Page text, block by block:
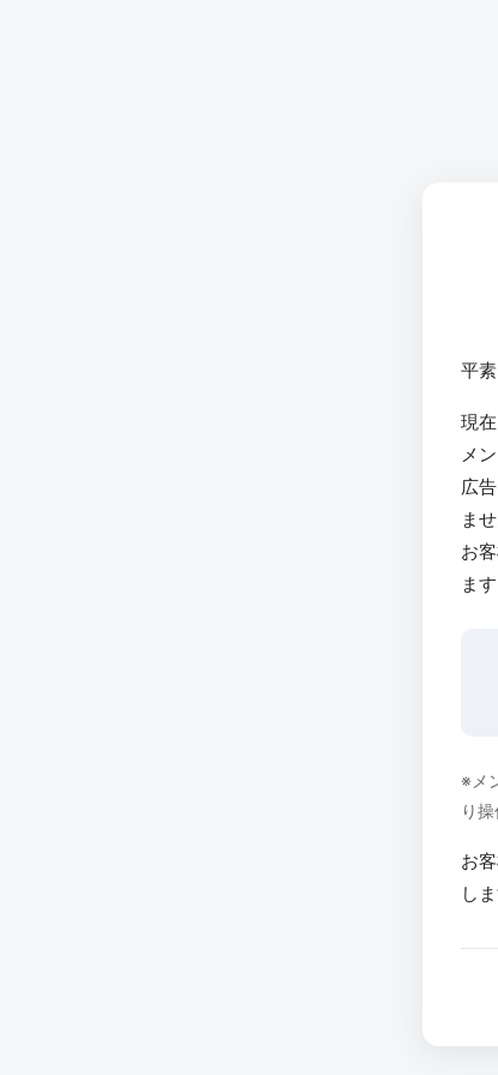
平
現
メ
広
ませ
お
ま
※メ
り
お
しま